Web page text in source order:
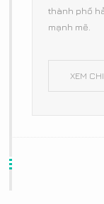
thành phố
mạnh mẽ.
XEM